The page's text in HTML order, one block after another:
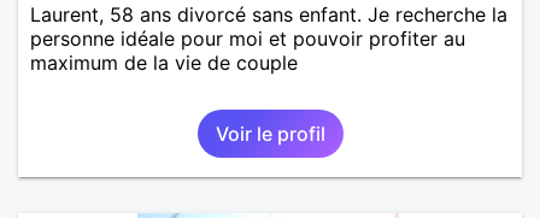
Laurent, 58 ans divorcé sans enfant. Je recherche la
personne idéale pour moi et pouvoir profiter au
maximum de la vie de couple
Voir le profil